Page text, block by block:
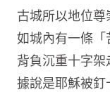
古城所以地位
如城內有一條
背負沉重十字
據說是耶穌被